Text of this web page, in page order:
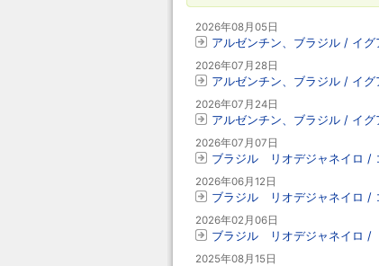
2026年08月05日
アルゼンチン、ブラジル / イ
2026年07月28日
アルゼンチン、ブラジル / イ
2026年07月24日
アルゼンチン、ブラジル / イ
2026年07月07日
ブラジル リオデジャネイロ /
2026年06月12日
ブラジル リオデジャネイロ /
2026年02月06日
ブラジル リオデジャネイロ /
2025年08月15日